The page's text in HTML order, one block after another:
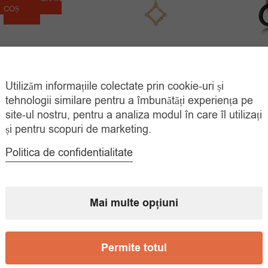
70.00 lei.
este:
COȘ
78.00 lei
Prețul
inițial
49.00leiPrețul
curent
ADAUGĂ ÎN
COȘ
Utilizăm informațiile colectate prin cookie-uri și
tehnologii similare pentru a îmbunătăți experiența pe
site-ul nostru, pentru a analiza modul în care îl utilizați
și pentru scopuri de marketing.
Politica de confidentialitate
Mai multe opțiuni
Permite totul